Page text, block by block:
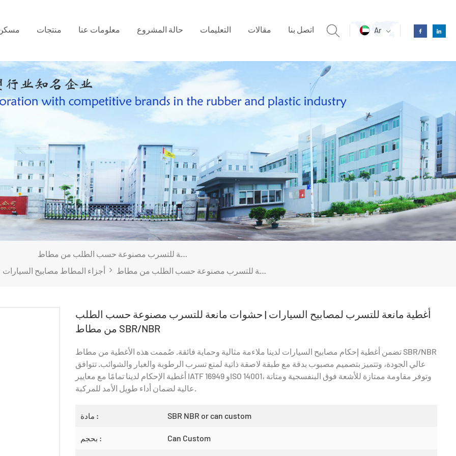
Ar منتجات معلومات عنا حالة المشروع التعليمات مقالات اتصل بنا
أغطية مانعة للتسرب لمصابيح السيارات | حشوات مانعة للتسرب مصنوعة حسب الطلب من مطاط SBR/NBR
أجزاء المطاط مصابيح السيارات
أغطية مانعة للتسرب لمصابيح السيارات | حشوات مانعة للتسرب مصنوعة حسب الطلب من مطاط SBR/NBR
أغطية مانعة للتسرب لمصابيح السيارات | حشوات مانعة للتسرب مصنوعة حسب الطلب
من مطاط SBR/NBR
تضمن أغطية إحكام مصابيح السيارات لدينا ملاءمة مثالية وحماية فائقة. صُممت هذه الأغطية من مطاط SBR/NBR
عالي الجودة، وتتميز بتصميم مصبوب بدقة مع طبقة لاصقة ذاتية لمنع تسرب الرطوبة والغبار والشوائب. تتوافق
أغطية الإحكام لدينا تمامًا مع معايير IATF 16949 وISO 14001، وتوفر مقاومة ممتازة للأشعة فوق البنفسجية ومتانة
عالية لضمان أداء طويل الأمد للمركبة.
مادة : SBR NBR or can custom
بحجم : Can Custom